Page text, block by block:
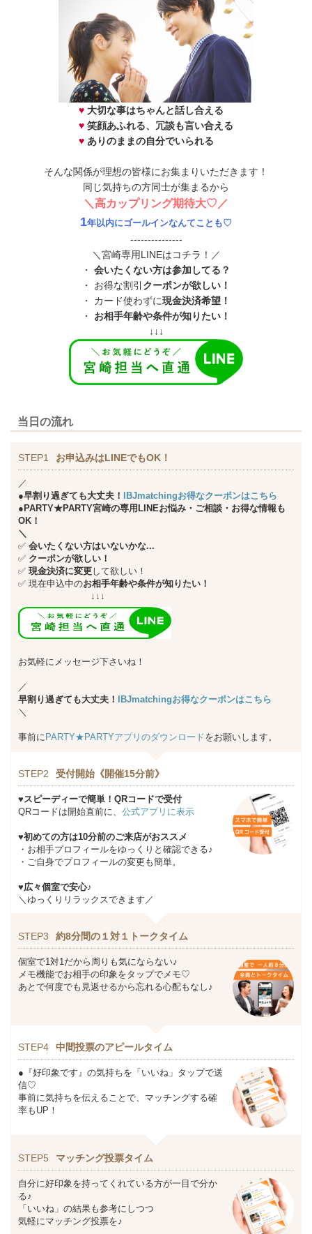
♥ 大切な事はちゃんと話し合える
♥ 笑顔あふれる、冗談も言い合える
♥ ありのままの自分でいられる
そんな関係が理想の皆様にお集まりいただきます！
同じ気持ちの方同士が集まるから
＼高カップリング期待大♡／
1年以内にゴールインなんてことも♡
---------------
＼宮崎専用LINEはコチラ！／
・ 会いたくない方は参加してる？
・ お得な割引 クーポンが欲しい！
・ カード使わずに現金決済希望！
・
お相手年齢や条件が知りたい！
↓↓↓
当日の流れ
STEP1 お申込みはLINEでもOK！
／
●早割り過ぎても大丈夫！ IBJmatchingお得なクーポンはこちら
●PARTY★PARTY宮崎の専用LINEお悩み・ご相談・お得な情報も
OK！
＼
✅ 会いたくない方はいないかな...
✅ クーポンが欲しい！
✅ 現金決済に変更して欲しい！
✅ 現在申込中のお相手年齢や条件が知りたい！
↓↓↓
お気軽にメッセージ下さいね！
／
早割り過ぎても大丈夫！ IBJmatchingお得なクーポンはこちら
＼
事前に PARTY★PARTYアプリのダウンロードをお願いします。
STEP2 受付開始《開催15分前》
♥スピーディーで簡単！QRコードで受付
QRコードは開始直前に、 公式アプリに表示
♥初めての方は10分前のご来店がおススメ
・お相手プロフィールをゆっくりと確認できる♪
・ご自身でプロフィールの変更も簡単。
♥広々個室で安心♪
＼ゆっくりリラックスできます／
STEP3 約8分間の１対１トークタイム
個室で1対1だから周りも気にならない♪
メモ機能でお相手の印象をタップでメモ♡
あとで何度でも見返せるから忘れる心配もなし♪
STEP4 中間投票のアピールタイム
●『好印象です』の気持ちを「いいね」タップで送
信♡
事前に気持ちを伝えることで、マッチングする確
率もUP！
STEP5 マッチング投票タイム
自分に好印象を持ってくれている方が一目で分か
る♪
「いいね」の結果も参考にしつつ
気軽にマッチング投票を♪